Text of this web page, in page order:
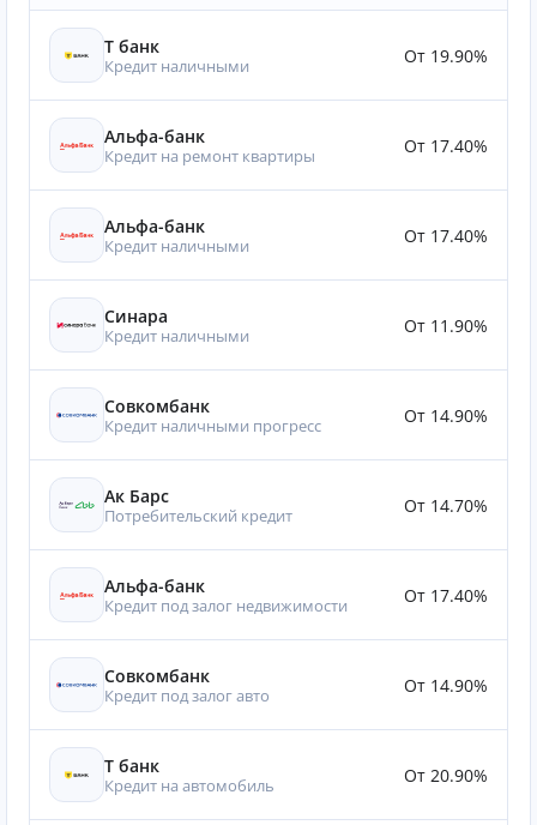
Т банк
Кредит наличными От 19.90%
Альфа-банк
Кредит на ремонт квартиры От 17.40%
Альфа-банк
Кредит наличными От 17.40%
Синара
Кредит наличными От 11.90%
Совкомбанк
Кредит наличными прогресс От 14.90%
Ак Барс
Потребительский кредит От 14.70%
Альфа-банк
Кредит под залог недвижимости От 17.40%
Совкомбанк
Кредит под залог авто От 14.90%
Т банк
Кредит на автомобиль От 20.90%